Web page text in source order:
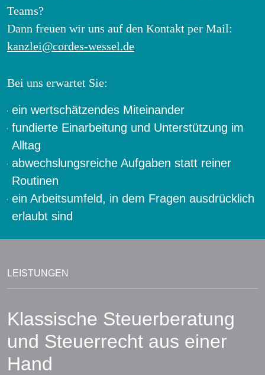
Teams?
Dann freuen wir uns auf den Kontakt per Mail:
kanzlei@cordes-wessel.de
Bei uns erwartet Sie:
ein wertschätzendes Miteinander
fundierte Einarbeitung und Unterstützung im
Alltag
abwechslungsreiche Aufgaben statt reiner
Routinen
ein Arbeitsumfeld, in dem Fragen ausdrücklich
erlaubt sind
LEISTUNGEN
Klassische Steuerberatung
und Steuerrecht aus einer
Hand